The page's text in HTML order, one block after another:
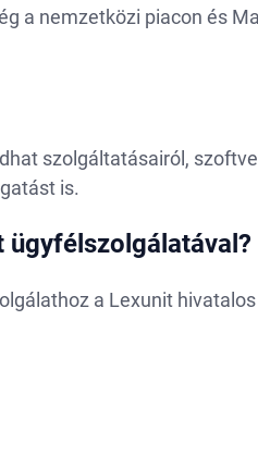
a nemzetközi piacon és
szolgáltatásairól,
is.
ügyfélszolgálatával?
a Lexunit